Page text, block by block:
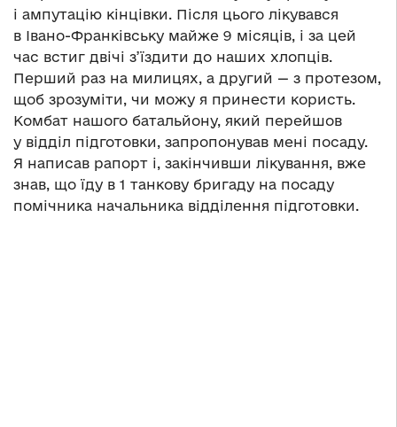
і ампутацію кінцівки. Після цього лікувався
в Івано-Франківську майже 9 місяців, і за цей
час встиг двічі з’їздити до наших хлопців.
Перший раз на милицях, а другий — з протезом,
щоб зрозуміти, чи можу я принести користь.
Комбат нашого батальйону, який перейшов
у відділ підготовки, запропонував мені посаду.
Я написав рапорт і, закінчивши лікування, вже
знав, що їду в 1 танкову бригаду на посаду
помічника начальника відділення підготовки.